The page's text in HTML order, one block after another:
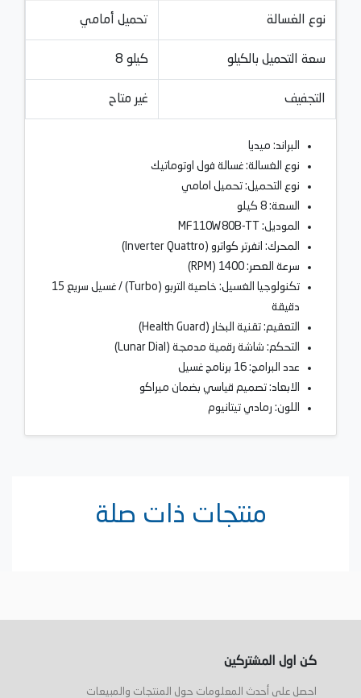
نوع الغسالة تحميل أمامي
سعة التحميل بالكيلو 8 كيلو
التجفيف غير متاح
البراند: ميديا
نوع الغسالة: غسالة فول اوتوماتيك
نوع التحميل: تحميل امامي
السعة: 8 كيلو
الموديل: MF110W80B-TT
المحرك: انفرتر كواترو (Inverter Quattro)
سرعة العصر: 1400 (RPM)
تكنولوجيا الغسيل: خاصية التربو (Turbo) / غسيل سريع 15
دقيقة
التعقيم: تقنية البخار (Health Guard)
التحكم: شاشة رقمية مدمجة (Lunar Dial)
عدد البرامج: 16 برنامج غسيل
الابعاد: تصميم قياسي بضمان ميراكو
اللون: رمادي تيتانيوم
منتجات ذات صلة
كن اول المشتركين
احصل على أحدث المعلومات حول المنتجات والمبيعات